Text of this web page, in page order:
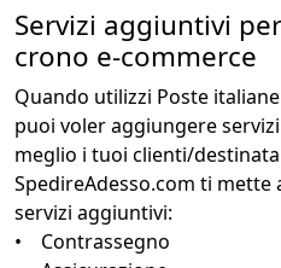
Servizi aggiuntivi
crono e-commerce
Quando utilizzi Poste
puoi voler aggiungere
meglio i tuoi clienti/
SpedireAdesso.com ti mette
servizi aggiuntivi:
• Contrassegno